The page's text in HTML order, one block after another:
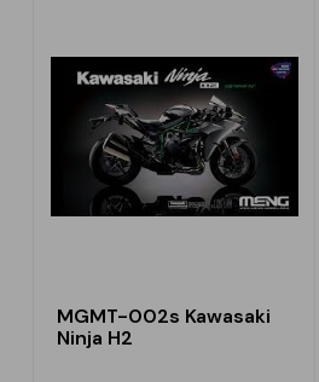
MGMT-002s Kawasaki
Ninja H2